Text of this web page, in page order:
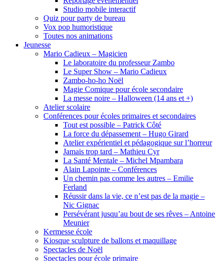
Studio mobile interactif
Quiz pour party de bureau
Vox pop humoristique
Toutes nos animations
Jeunesse
Mario Cadieux – Magicien
Le laboratoire du professeur Zambo
Le Super Show – Mario Cadieux
Zambo-ho-ho Noël
Magie Comique pour école secondaire
La messe noire – Halloween (14 ans et +)
Atelier scolaire
Conférences pour écoles primaires et secondaires
Tout est possible – Patrick Côté
La force du dépassement – Hugo Girard
Atelier expérientiel et pédagogique sur l’horreur
Jamais trop tard – Mathieu Cyr
La Santé Mentale – Michel Mpambara
Alain Lapointe – Conférences
Un chemin pas comme les autres – Emilie
Ferland
Réussir dans la vie, ce n’est pas de la magie –
Nic Gignac
Persévérant jusqu’au bout de ses rêves – Antoine
Meunier
Kermesse école
Kiosque sculpture de ballons et maquillage
Spectacles de Noël
Spectacles pour école primaire